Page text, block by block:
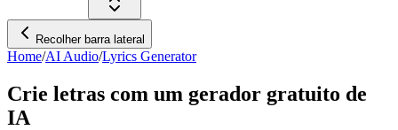
Recolher barra lateral
Home/AI Audio/Lyrics Generator
Crie letras com um gerador gratuito de
IA